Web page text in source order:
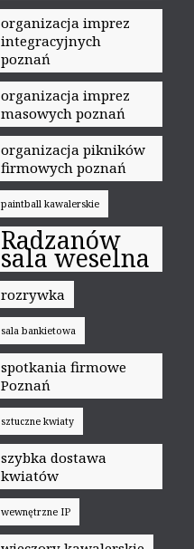
organizacja imprez
integracyjnych
poznań
organizacja imprez
masowych poznań
organizacja pikników
firmowych poznań
paintball kawalerskie
Radzanów
sala weselna
rozrywka
sala bankietowa
spotkania firmowe
Poznań
sztuczne kwiaty
szybka dostawa
kwiatów
wewnętrzne IP